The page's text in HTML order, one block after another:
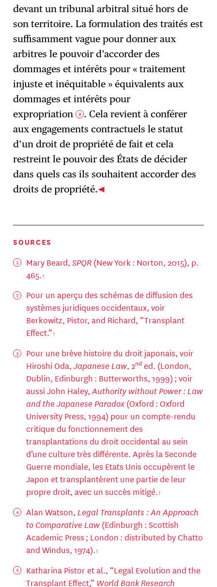
devant un tribunal arbitral situé hors de
son territoire. La formulation des traités est
suffisamment vague pour donner aux
arbitres le pouvoir d’accorder des
dommages et intérêts pour « traitement
injuste et inéquitable » équivalents aux
dommages et intérêts pour
expropriation 9 . Cela revient à conférer
aux engagements contractuels le statut
d’un droit de propriété de fait et cela
restreint le pouvoir des États de décider
dans quels cas ils souhaitent accorder des
droits de propriété.
SOURCES
Mary Beard, SPQR (New York : Norton, 2015), p.
465.
Pour un aperçu des schémas de diffusion des
systèmes juridiques occidentaux, voir
Berkowitz, Pistor, and Richard, “Transplant
Effect.”
Pour une brève histoire du droit japonais, voir
Hiroshi Oda, Japanese Law, 2nded. (London,
Dublin, Edinburgh : Butterworths, 1999) ; voir
aussi John Haley,Authority without Power : Law
and the Japanese Paradox (Oxford : Oxford
University Press, 1994) pour un compte-rendu
critique du fonctionnement des
transplantations du droit occidental au sein
d’une culture très différente. Après la Seconde
Guerre mondiale, les Etats Unis occupèrent le
Japon et transplantèrent une partie de leur
propre droit, avec un succès mitigé.
Alan Watson, Legal Transplants : An Approach
to Comparative Law (Edinburgh : Scottish
Academic Press ; London : distributed by Chatto
and Windus, 1974).
Katharina Pistor et al., “Legal Evolution and the
Transplant Effect,” World Bank Research